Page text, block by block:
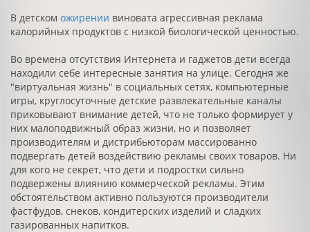
В детском ожирении виновата агрессивная реклама
калорийных продуктов с низкой биологической ценностью.
Во времена отсутствия Интернета и гаджетов дети всегда
находили себе интересные занятия на улице. Сегодня же
"виртуальная жизнь" в социальных сетях, компьютерные
игры, круглосуточные детские развлекательные каналы
приковывают внимание детей, что не только формирует у
них малоподвижный образ жизни, но и позволяет
производителям и дистрибьюторам массированно
подвергать детей воздействию рекламы своих товаров. Ни
для кого не секрет, что дети и подростки сильно
подвержены влиянию коммерческой рекламы. Этим
обстоятельством активно пользуются производители
фастфудов, снеков, кондитерских изделий и сладких
газированных напитков.